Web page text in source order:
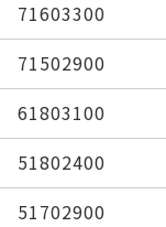
71603300
71502900
61803100
51802400
51702900